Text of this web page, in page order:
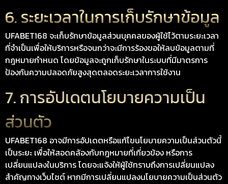
6. ระยะเวลาในการเก็บรักษาข้อมูล
UFABET168 จะเก็บรักษาข้อมูลส่วนบุคคลของผู้ใช้ไว้ตามระยะเวลา
ที่จำเป็นเพื่อให้บริการหรือจนกว่าจะมีการร้องขอให้ลบข้อมูลตามที่
กฎหมายกำหนด โดยข้อมูลจะถูกเก็บรักษาในระบบที่มีมาตรการ
ป้องกันความปลอดภัยสูงสุดตลอดระยะเวลาการใช้งาน
7. การอัปเดตนโยบายความเป็น
ส่วนตัว
UFABET168 อาจมีการอัปเดตหรือแก้ไขนโยบายความเป็นส่วนตัวนี้
เป็นระยะ เพื่อให้สอดคล้องกับกฎหมายที่เกี่ยวข้อง หรือการ
เปลี่ยนแปลงในบริการ โดยจะแจ้งให้ผู้ใช้ทราบถึงการเปลี่ยนแปลง
สำคัญทางเว็บไซต์ หากมีการเปลี่ยนแปลงนโยบายความเป็นส่วนตัว